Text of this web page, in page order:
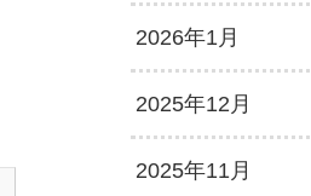
2026年1月
2025年12月
2025年11月